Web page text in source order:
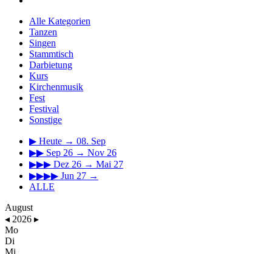
Alle Kategorien
Tanzen
Singen
Stammtisch
Darbietung
Kurs
Kirchenmusik
Fest
Festival
Sonstige
▶ Heute → 08. Sep
▶▶ Sep 26 → Nov 26
▶▶▶ Dez 26 → Mai 27
▶▶▶▶ Jun 27 →
ALLE
August
◂ 2026 ▸
Mo
Di
Mi